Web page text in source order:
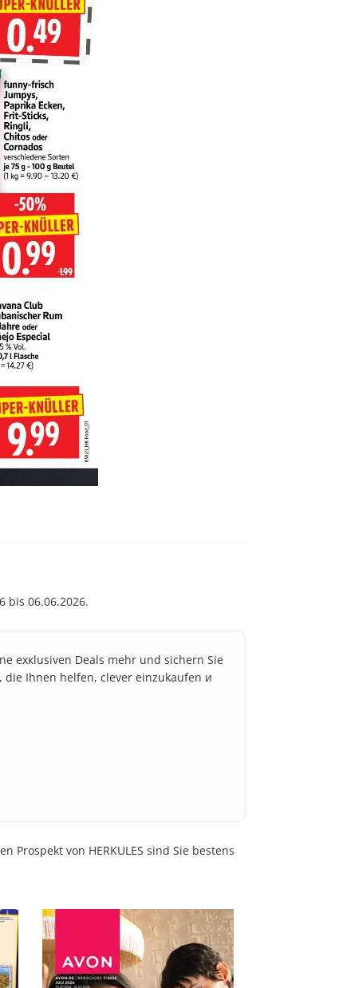
bis 06.06.2026.
exкlusiven Deals mehr und sichern Sie
die Ihnen helfen, clever einzukaufen и
von HERKULES sind Sie bestens